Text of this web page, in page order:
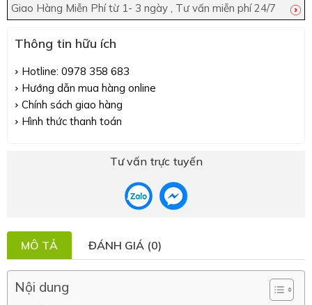
Giao Hàng Miễn Phí từ 1- 3 ngày , Tư vấn miễn phí 24/7
Thông tin hữu ích
Hotline: 0978 358 683
Hướng dẫn mua hàng online
Chính sách giao hàng
Hình thức thanh toán
Tư vấn trực tuyến
MÔ TẢ ĐÁNH GIÁ (0)
Nội dung